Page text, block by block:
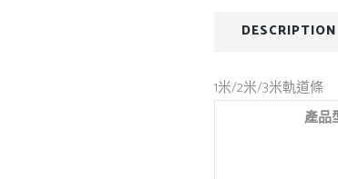
DESCRIPTION
1米/2米/3米軌道條
產品